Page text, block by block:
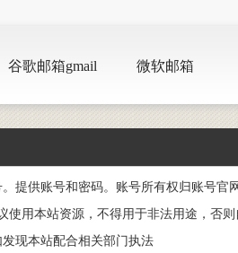
谷歌邮箱gmail 微软邮箱
提供账号和密码。账号所有权归账号官
用本站资源，不得用于非法用途，否则
现本站配合相关部门执法